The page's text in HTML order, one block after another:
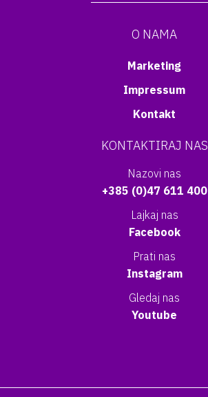
O NAMA
Marketing
Impressum
Kontakt
KONTAKTIRAJ NAS
Nazovi nas
+385 (0)47 611 400
Lajkaj nas
Facebook
Prati nas
Instagram
Gledaj nas
Youtube